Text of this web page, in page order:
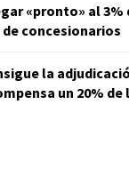
«pronto» al
de concesionarios
la
un 20% de